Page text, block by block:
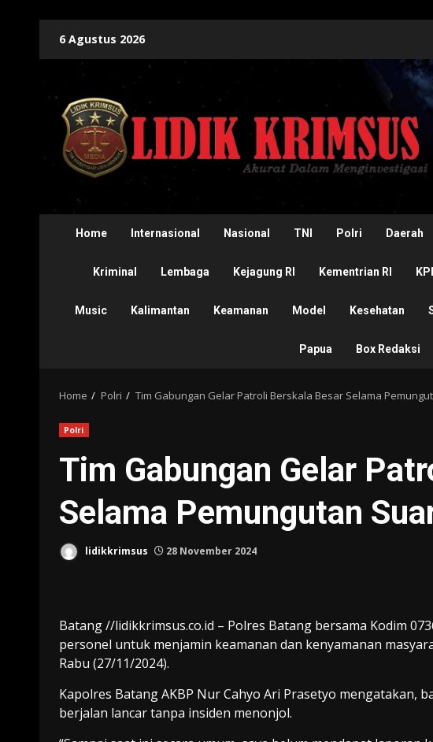
content
6 Agustus 2026
Home Internasional Nasional TNI Polri Daerah
Kriminal Lembaga Kejagung RI Kementrian RI
Music Kalimantan Keamanan Model Kesehatan
Papua Box Redaksi
Home Polri Tim Gabungan Gelar Patroli Berskala Besar Selama
Polri
Tim Gabungan Gelar
Selama Pemungutan
lidikkrimsus 28 November 2024
Batang //lidikkrimsus.co.id – Polres Batang bersama Kodim
personel untuk menjamin keamanan dan kenyamanan
Rabu (27/11/2024).
Kapolres Batang AKBP Nur Cahyo Ari Prasetyo mengatakan,
berjalan lancar tanpa insiden menonjol.